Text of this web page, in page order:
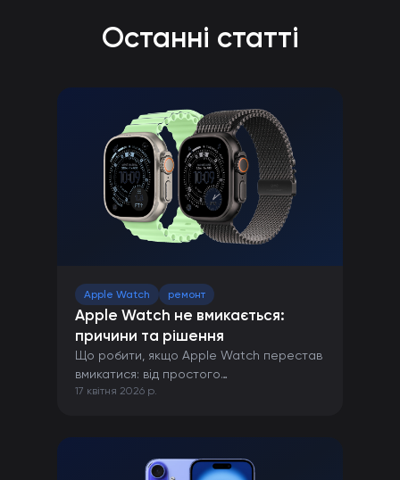
Останні статті
Apple Watch ремонт
Apple Watch не вмикається:
причини та рішення
Що робити, якщо Apple Watch перестав
вмикатися: від простого
перезавантаження до ремонту в сервісі.
17 квітня 2026 р.